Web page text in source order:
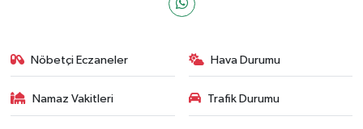
Nöbetçi Eczaneler Hava Durumu
Namaz Vakitleri Trafik Durumu